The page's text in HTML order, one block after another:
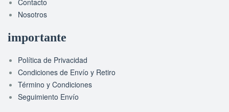
Nosotros
importante
Política de Privacidad
Condiciones de Envío y Retiro
Término y Condiciones
Seguimiento Envío